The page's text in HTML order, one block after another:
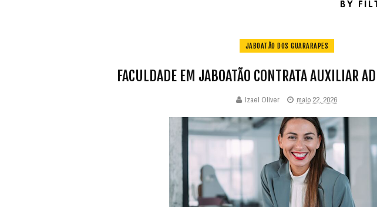
JABOATÃO DOS GUARARAPES
FACULDADE EM JABOATÃO CONTRATA AUXILIAR
Izael Oliver maio 22, 2026